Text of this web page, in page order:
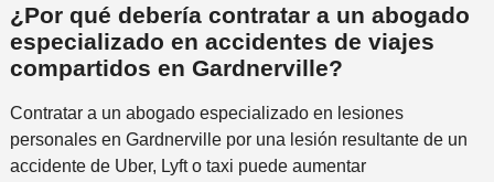
n
t
e
*
¿Por qué debería contratar a un abogado
especializado en accidentes de viajes
compartidos en Gardnerville?
Contratar a un abogado especializado en lesiones
personales en Gardnerville por una lesión resultante de un
accidente de Uber, Lyft o taxi puede aumentar